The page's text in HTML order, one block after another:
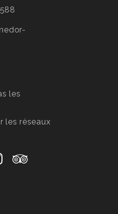
les
les réseaux